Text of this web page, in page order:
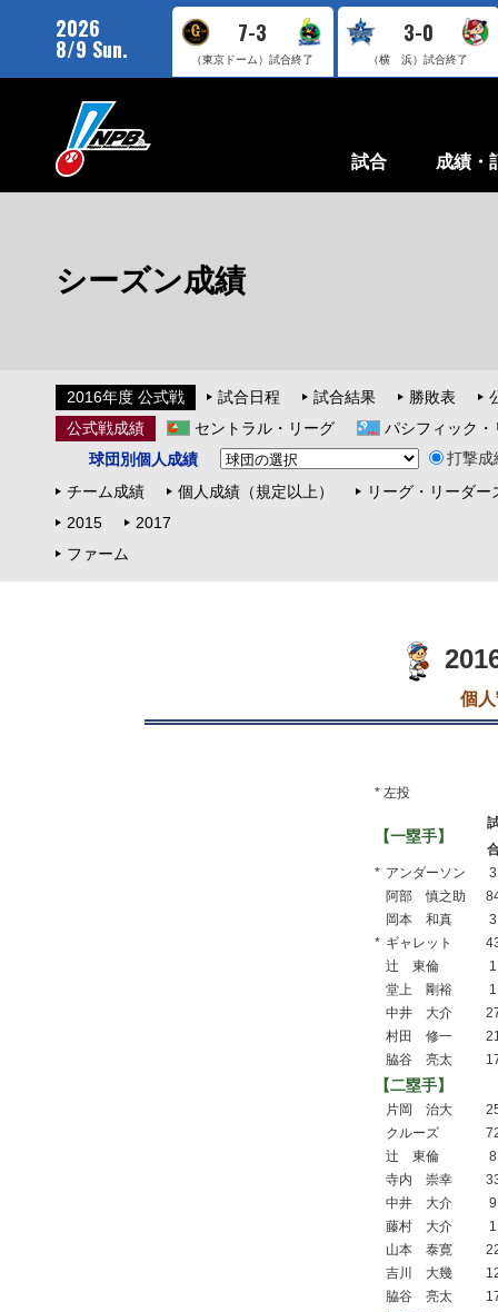
2026
8/9 Sun.
7-3
（東京ドーム）試合終了
3-0
（横 浜）試合終了
試合 成績・
シーズン成績
2016年度 公式戦 試合日程 試合結果 勝敗表
公式戦成績
セントラル・リーグ
パシフィック・
球団別個人成績
打撃成
チーム成績
個人成績（規定以上）
リーグ・リーダー
2015
2017
ファーム
個
* 左投
【一塁手】
* アンダーソン
3
阿部 慎之助
岡本 和真
3
* ギャレット
辻 東倫
1
堂上 剛裕
1
中井 大介
村田 修一
脇谷 亮太
【二塁手】
片岡 治大
クルーズ
辻 東倫
8
寺内 崇幸
中井 大介
9
藤村 大介
1
山本 泰寛
吉川 大幾
脇谷 亮太